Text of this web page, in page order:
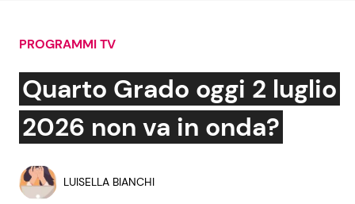
Cerca:
News e Cronaca
Attualità Italiana
Dal Mondo
Gossip e TV
Bellezze VIP
PROGRAMMI TV
Quarto Grado oggi 2 luglio
2026 non va in onda?
LUISELLA BIANCHI